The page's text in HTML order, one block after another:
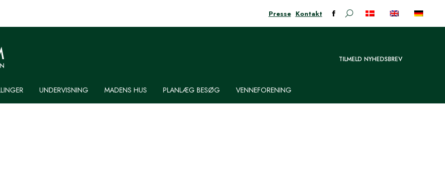
Presse Kontakt
Facebook-
Søge:
TILMELD NYHEDSBREV
UNDERVISNING MADENS HUS PLANLÆG BESØG VENNEFORENING